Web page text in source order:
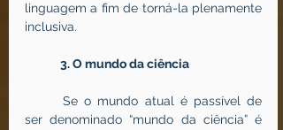
linguagem a fim de torná-la plenamente
inclusiva.
3. O mundo da ciência
	Se o mundo atual é passível de
ser denominado “mundo da ciência” é